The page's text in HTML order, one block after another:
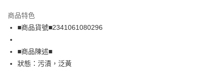
Apple Pay
街口支付
悠遊付
商品特色
■商品貨號■2341061080296
■商品陳述■
狀態：污漬，泛黃